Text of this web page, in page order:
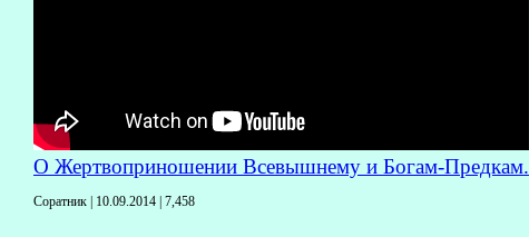
О Жертвоприношении Всевышнему и Богам-Предкам.
Соратник | 10.09.2014 | 7,458